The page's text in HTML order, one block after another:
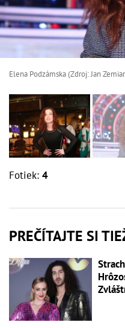
Elena Podzámska (Zdroj: Jan
Fotiek: 4
PREČÍTAJTE SI